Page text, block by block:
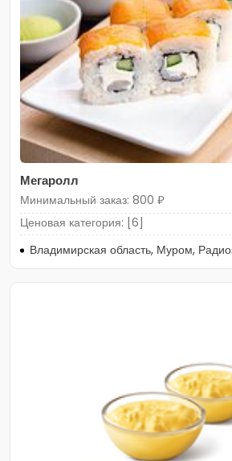
Мегаролл
Минимальный заказ: 800 ₽
Ценовая категория: [6]
Владимирская область, Муром,